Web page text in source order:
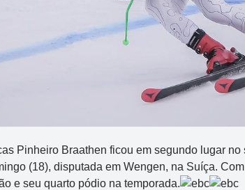
Pinheiro Braathen ficou em segundo lugar
(18), disputada em Wengen, na Suíça.
e seu quarto pódio na temporada.